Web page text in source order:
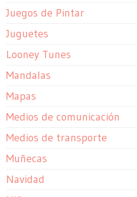
Juegos de Pintar
Juguetes
Looney Tunes
Mandalas
Mapas
Medios de comunicación
Medios de transporte
Muñecas
Navidad